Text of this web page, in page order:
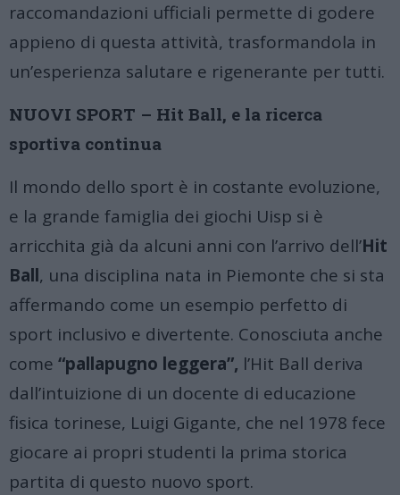
raccomandazioni ufficiali permette di godere
appieno di questa attività, trasformandola in
un’esperienza salutare e rigenerante per tutti.
NUOVI SPORT – Hit Ball, e la ricerca
sportiva continua
Il mondo dello sport è in costante evoluzione,
e la grande famiglia dei giochi Uisp si è
arricchita già da alcuni anni con l’arrivo dell’Hit
Ball, una disciplina nata in Piemonte che si sta
affermando come un esempio perfetto di
sport inclusivo e divertente. Conosciuta anche
come “pallapugno leggera”, l’Hit Ball deriva
dall’intuizione di un docente di educazione
fisica torinese, Luigi Gigante, che nel 1978 fece
giocare ai propri studenti la prima storica
partita di questo nuovo sport.